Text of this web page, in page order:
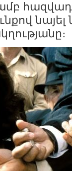
նայել